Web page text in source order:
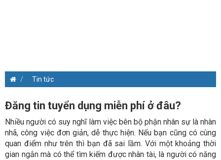
Tin tức
Đăng tin tuyển dụng miễn phí ở đâu?
Nhiều người có suy nghĩ làm việc bên bộ phận nhân sự là nhàn
nhã, công việc đơn giản, dễ thực hiện. Nếu bạn cũng có cùng
quan điểm như trên thì bạn đã sai lầm. Với một khoảng thời
gian ngắn mà có thể tìm kiếm được nhân tài, là người có năng